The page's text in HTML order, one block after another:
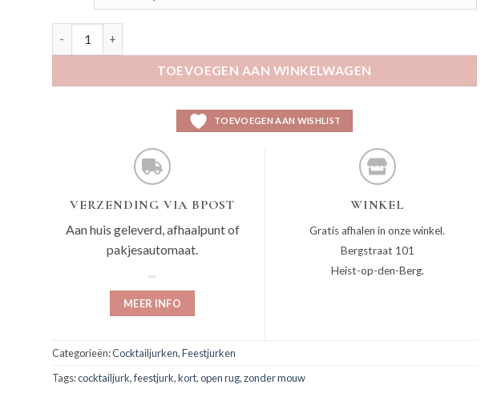
TOEVOEGEN AAN WINKELWAGEN
TOEVOEGEN AAN WISHLIST
VERZENDING VIA BPOST
Aan huis geleverd, afhaalpunt of
pakjesautomaat.
MEER INFO
WINKEL
Gratis afhalen in onze winkel.
Bergstraat 101
Heist-op-den-Berg.
Categorieën:Cocktailjurken,Feestjurken
Tags:cocktailjurk,feestjurk,kort,open rug,zonder mouw